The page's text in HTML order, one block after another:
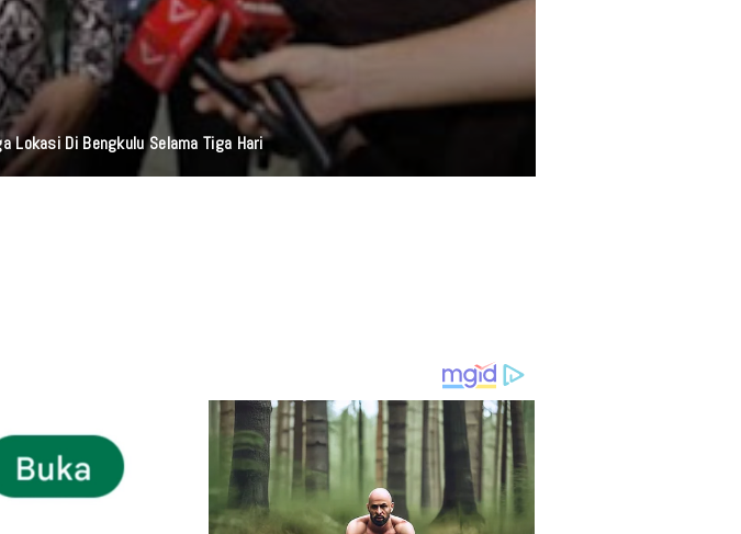
Hubungan Yang Tidak Sehat Lewat "SEMAKIN BERTAHAN SEMAKIN